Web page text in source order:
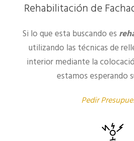
Rehabilitación de
Si lo que esta buscando es
utilizando las técnicas de
interior mediante la
estamos esperando
Pedir